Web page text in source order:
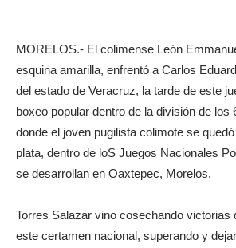
MORELOS.- El colimense León
esquina amarilla, enfrentó a Carlos
del estado de Veracruz, la tarde de este
boxeo popular dentro de la división de los
donde el joven pugilista colimote se
plata, dentro de loS Juegos Nacionales
se desarrollan en Oaxtepec, Morelos.
Torres Salazar vino cosechando victorias
este certamen nacional, superando y